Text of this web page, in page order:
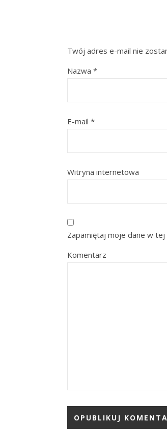
Twój adres e-mail nie
Nazwa *
E-mail *
Witryna internetowa
Zapamiętaj moje dane w
Komentarz